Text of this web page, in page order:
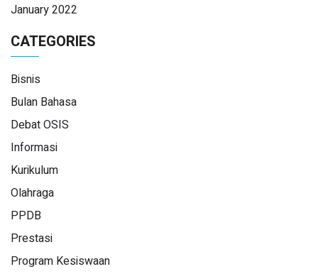
January 2022
CATEGORIES
Bisnis
Bulan Bahasa
Debat OSIS
Informasi
Kurikulum
Olahraga
PPDB
Prestasi
Program Kesiswaan